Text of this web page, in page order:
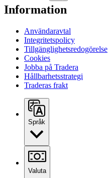
Information
Användaravtal
Integritetspolicy
Tillgänglighetsredogörelse
Cookies
Jobba på Tradera
Hållbarhetsstrategi
Traderas frakt
Språk
Valuta